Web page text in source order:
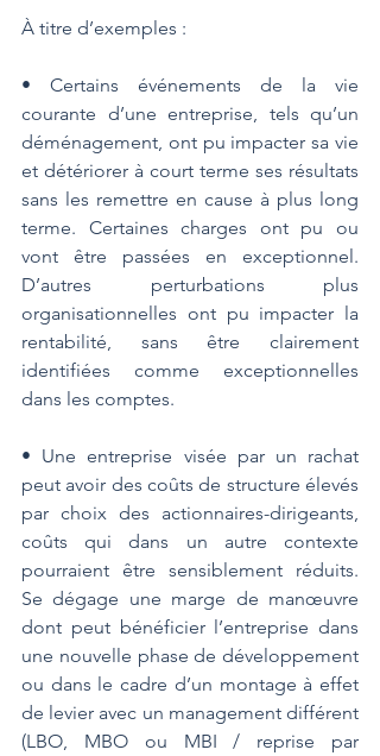
À titre d’exemples :
• Certains événements de la vie
courante d’une entreprise, tels qu’un
déménagement, ont pu impacter sa vie
et détériorer à court terme ses résultats
sans les remettre en cause à plus long
terme. Certaines charges ont pu ou
vont être passées en exceptionnel.
D’autres perturbations plus
organisationnelles ont pu impacter la
rentabilité, sans être clairement
identifiées comme exceptionnelles
dans les comptes.
• Une entreprise visée par un rachat
peut avoir des coûts de structure élevés
par choix des actionnaires-dirigeants,
coûts qui dans un autre contexte
pourraient être sensiblement réduits.
Se dégage une marge de manœuvre
dont peut bénéficier l’entreprise dans
une nouvelle phase de développement
ou dans le cadre d’un montage à effet
de levier avec un management différent
(LBO, MBO ou MBI / reprise par